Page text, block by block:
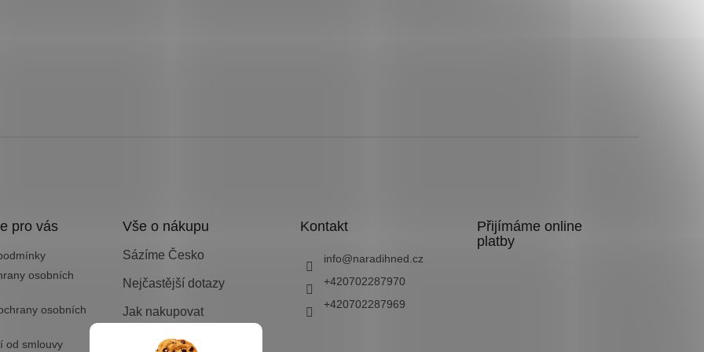
pro vás
osobních
osobních
od smlouvy
Vše o nákupu
Sázíme Česko
Nejčastější dotazy
Jak nakupovat
Doprava a platba
Kontakt
info@naradihned.cz
+420702287970
+420702287969
Přijímáme online
platby